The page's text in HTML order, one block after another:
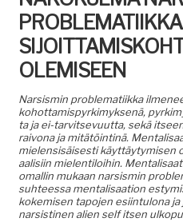
OLEMISEEN
Nar­sis­min prob­lemati­ik­ka
kohot­tamispyrkimyk­senä,
ta ja ei-tarvit­se­vu­ut­ta, sekä
raivona ja mitätöintinä.
mie­len­sisäis­es­ti
aal­isi­in mie­len­tiloi­hin.
o­ma­llin mukaan nar­sis­min
suh­teessa men­tal­isaa­tion
kokemisen tapo­jen esi­in­tu­lona
nar­sisti­nen alien self itsen